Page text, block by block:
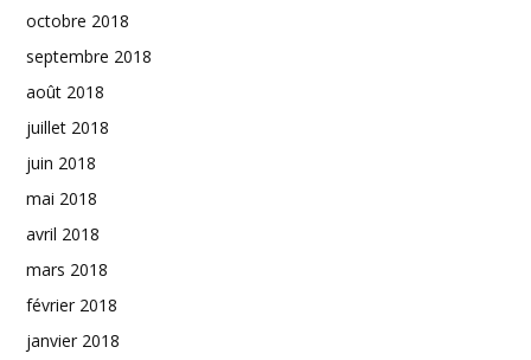
octobre 2018
septembre 2018
août 2018
juillet 2018
juin 2018
mai 2018
avril 2018
mars 2018
février 2018
janvier 2018